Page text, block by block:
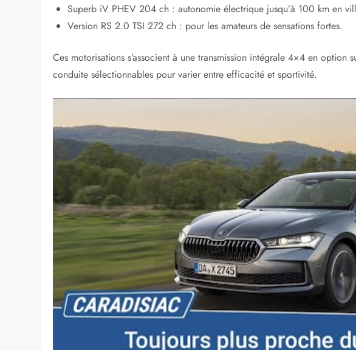
Superb iV PHEV 204 ch : autonomie électrique jusqu’à 100 km en
Version RS 2.0 TSI 272 ch : pour les amateurs de sensations fortes.
Ces motorisations s’associent à une transmission intégrale 4×4 en option
conduite sélectionnables pour varier entre efficacité et sportivité.